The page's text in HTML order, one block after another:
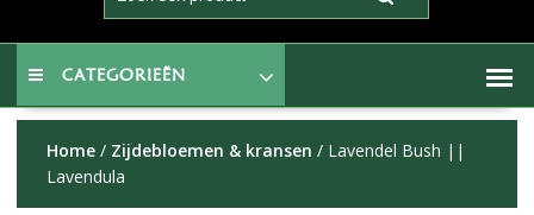
CATEGORIEËN
Home/ Zijdebloemen & kransen / Lavendel Bush ||
Lavendula